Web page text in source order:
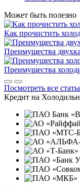
Может быть полезно
Как прочистить
Преимущества
Преимущества
Посмотреть все
Кредит на